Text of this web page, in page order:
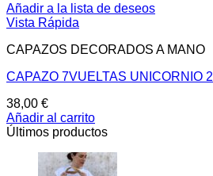
Añadir a la lista de deseos
Vista Rápida
CAPAZOS DECORADOS A MANO
CAPAZO 7VUELTAS UNICORNIO 2
38,00 €
Añadir al carrito
Últimos productos